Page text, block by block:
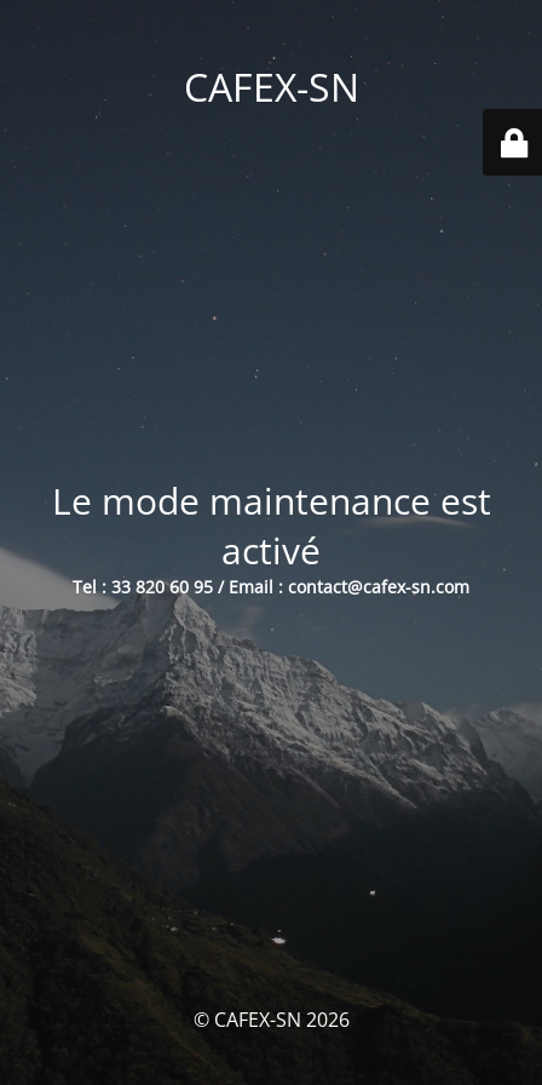
CAFEX-SN
Le mode maintenance est
activé
Tel : 33 820 60 95 / Email : contact@cafex-sn.com
© CAFEX-SN 2026